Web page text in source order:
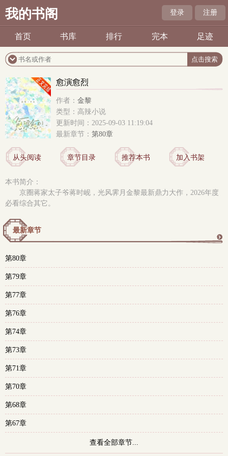
我的书阁 登录 注册
首页 书库 排行 完本 足迹
愈演愈烈
作者： 金黎
类型：高辣小说
更新时间：2025-09-03 11:19:04
最新章节： 第80章
从头阅读 章节目录 推荐本书 加入书架
本书简介：
京圈蒋家太子爷蒋时岘，光风霁月金黎最新鼎力大作，2026年度
必看综合其它。
最新章节
第80章
第79章
第77章
第76章
第74章
第73章
第71章
第70章
第68章
第67章
查看全部章节...